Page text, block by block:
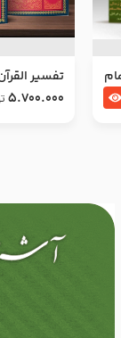
تفسير
المرتضي
5.700.000